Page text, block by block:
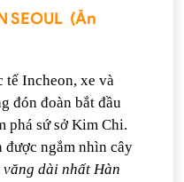
SEOUL (Ăn
tế Incheon, xe và
đón đoàn bắt đầu
phá sứ sở Kim Chi.
được ngắm nhìn cây
dài nhất Hàn